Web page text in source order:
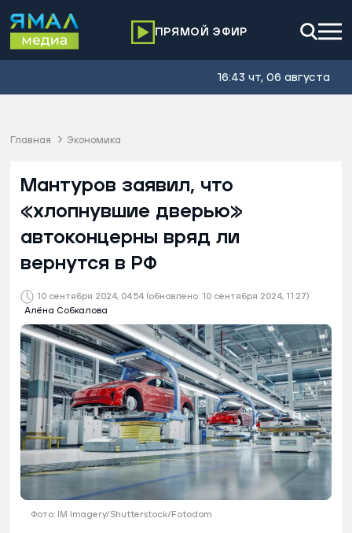
ПРЯМОЙ ЭФИР
16:43 чт, 06 августа
Главная Экономика
10 сентября 2024, 04:54 (обновлено: 10 сентября 2024, 11:27)
Алёна Собкалова
Мантуров заявил, что
«хлопнувшие дверью»
автоконцерны вряд ли
вернутся в РФ
Фото: IM Imagery/Shutterstock/Fotodom